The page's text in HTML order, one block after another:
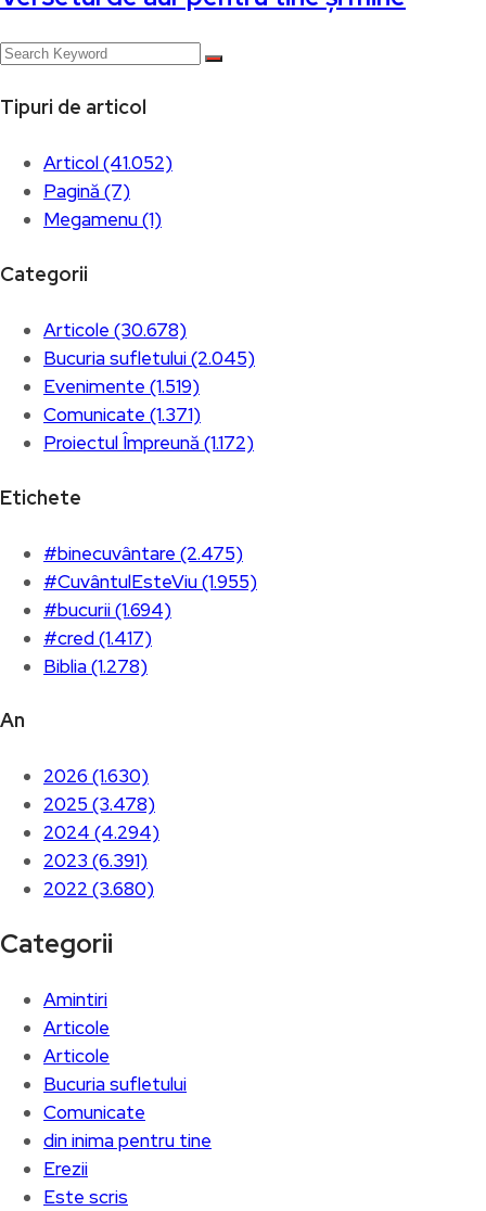
Tipuri de articol
Articol (41.052)
Pagină (7)
Megamenu (1)
Categorii
Articole (30.678)
Bucuria sufletului (2.045)
Evenimente (1.519)
Comunicate (1.371)
Proiectul Împreună (1.172)
Etichete
#binecuvântare (2.475)
#CuvântulEsteViu (1.955)
#bucurii (1.694)
#cred (1.417)
Biblia (1.278)
An
2026 (1.630)
2025 (3.478)
2024 (4.294)
2023 (6.391)
2022 (3.680)
Categorii
Amintiri
Articole
Articole
Bucuria sufletului
Comunicate
din inima pentru tine
Erezii
Este scris